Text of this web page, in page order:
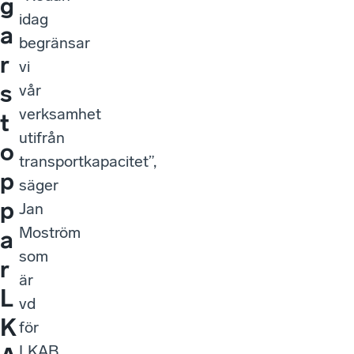
g
a
r
s
t
o
p
p
a
r
L
K
idag
begränsar
vi
vår
verksamhet
utifrån
transportkapacitet”,
säger
Jan
Moström
som
är
vd
för